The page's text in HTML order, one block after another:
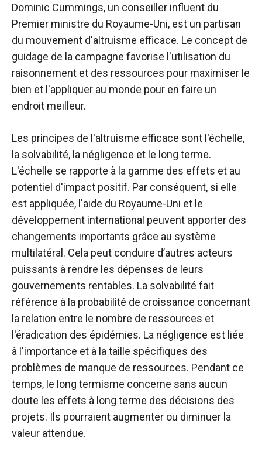
Dominic Cummings, un conseiller influent du
Premier ministre du Royaume-Uni, est un partisan
du mouvement d'altruisme efficace. Le concept de
guidage de la campagne favorise l'utilisation du
raisonnement et des ressources pour maximiser le
bien et l'appliquer au monde pour en faire un
endroit meilleur.
Les principes de l'altruisme efficace sont l'échelle,
la solvabilité, la négligence et le long terme.
L'échelle se rapporte à la gamme des effets et au
potentiel d'impact positif. Par conséquent, si elle
est appliquée, l'aide du Royaume-Uni et le
développement international peuvent apporter des
changements importants grâce au système
multilatéral. Cela peut conduire d’autres acteurs
puissants à rendre les dépenses de leurs
gouvernements rentables. La solvabilité fait
référence à la probabilité de croissance concernant
la relation entre le nombre de ressources et
l'éradication des épidémies. La négligence est liée
à l'importance et à la taille spécifiques des
problèmes de manque de ressources. Pendant ce
temps, le long termisme concerne sans aucun
doute les effets à long terme des décisions des
projets. Ils pourraient augmenter ou diminuer la
valeur attendue.